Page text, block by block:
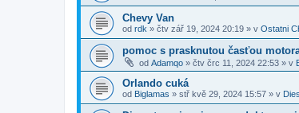
Chevy Van
od rdk » čtv zář 19, 2024 20:19 » v Ostatni
pomoc s prasknutou časťou
od Adamqo » čtv črc 11, 2024 22:53 » v
Orlando cuká
od Biglamas » stř kvě 29, 2024 15:57 » v